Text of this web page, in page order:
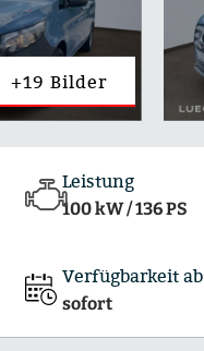
+19 Bilder
Leistung
100 kW / 136 PS
Verfügbarkeit ab
sofort